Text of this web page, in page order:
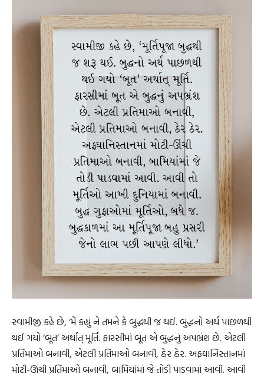
સ્વામીજી કહે છે, ‘મેં કહ્યું ને તમને કે બુદ્ધથી જ થઈ. બુદ્ધનો અર્થ પાછળથી
થઈ ગયો ‘બૂત’ અર્થાત્ મૂર્તિ. ફારસીમાં બૂત એ બુદ્ધનું અપભ્રંશ છે. એટલી
પ્રતિમાઓ બનાવી, એટલી પ્રતિમાઓ બનાવી, ઠેર ઠેર. અફઘાનિસ્તાનમાં
મોટી-ઊંચી પ્રતિમાઓ બનાવી, બામિયાંમાં જે તોડી પાડવામાં આવી. આવી